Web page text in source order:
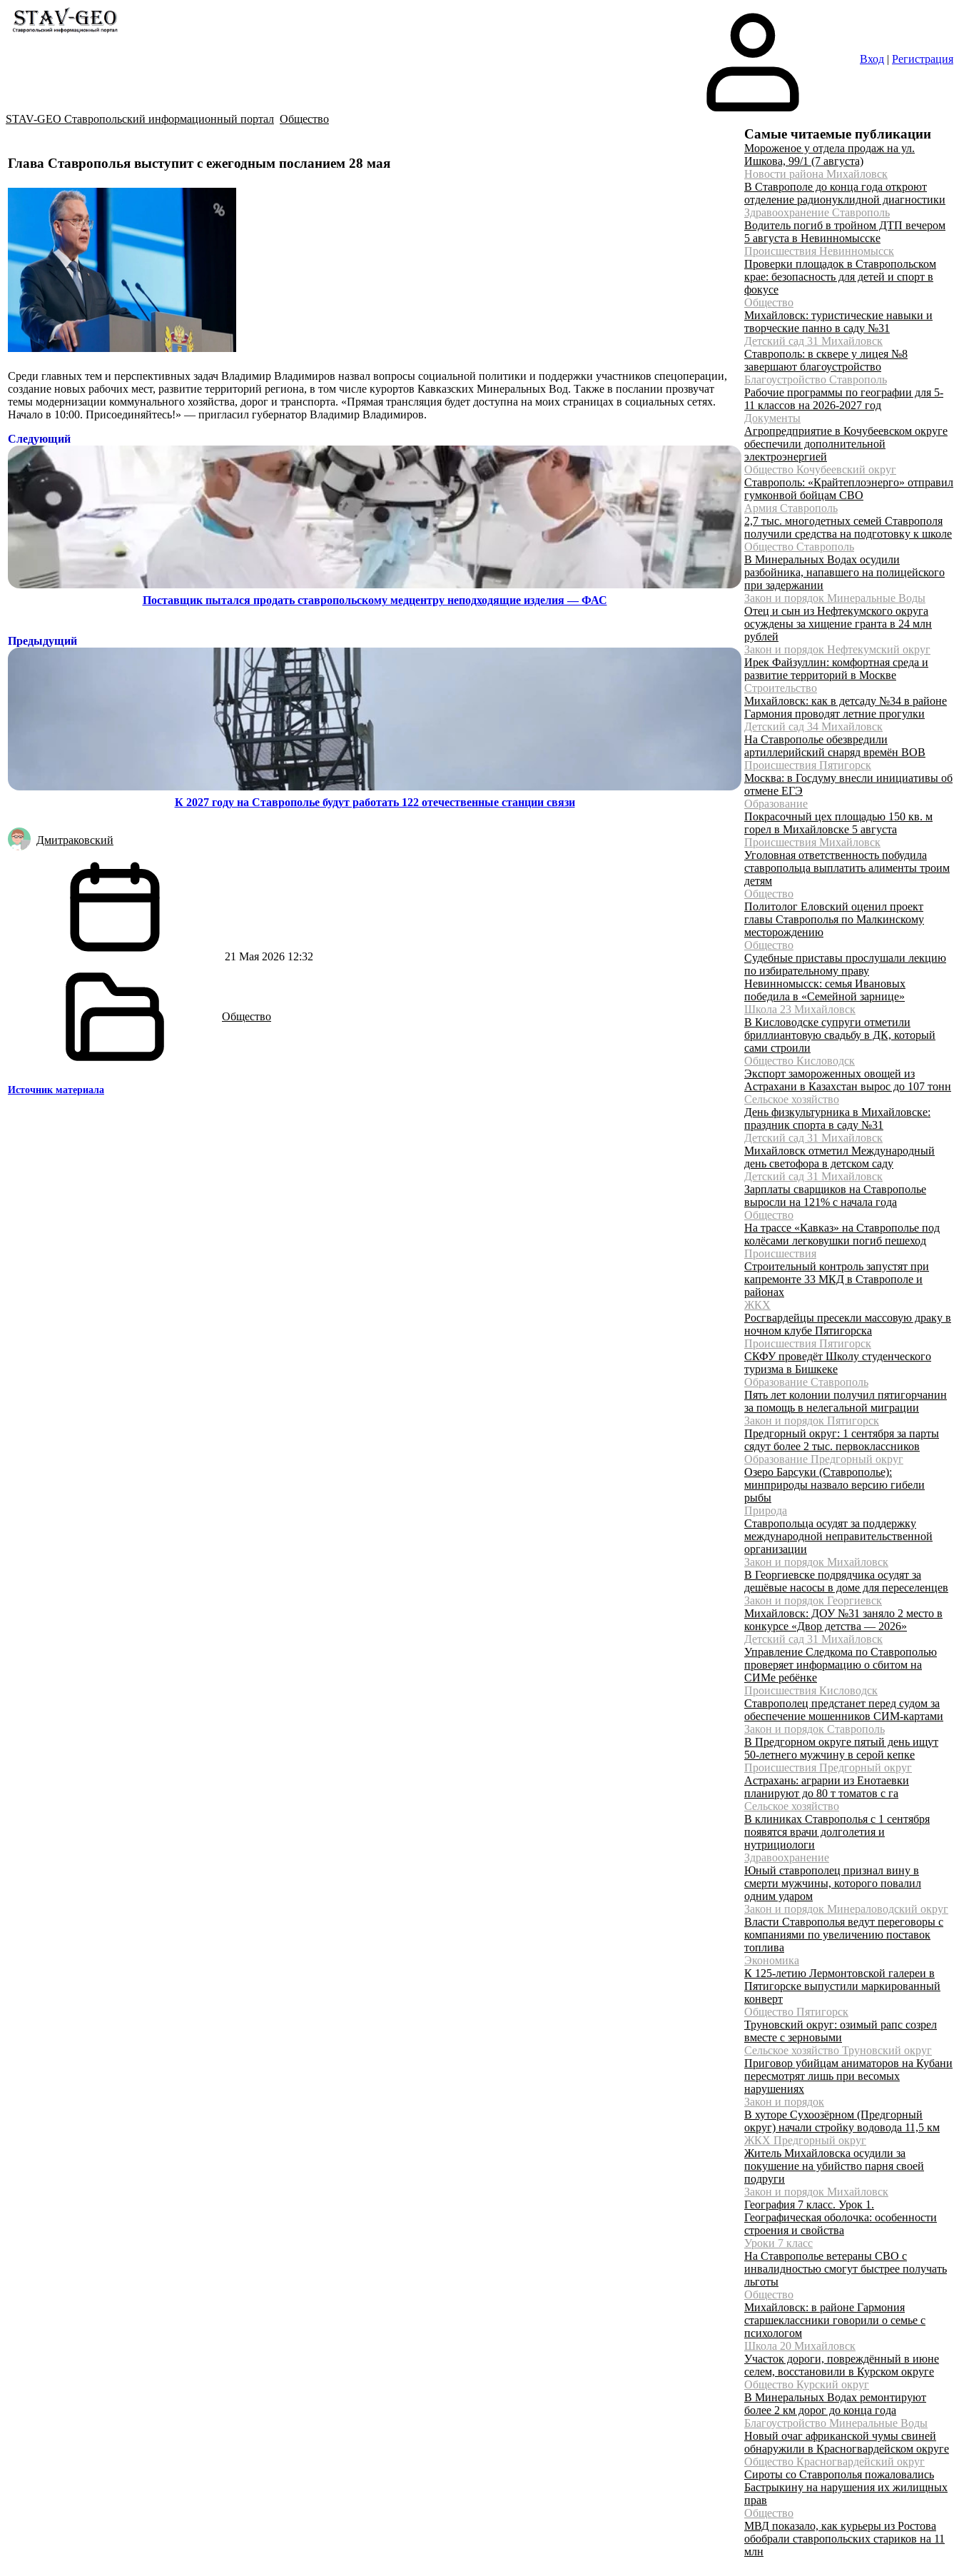
Вход | Регистрация
STAV-GEO Ставропольский информационный портал Общество
Глава Ставрополья выступит с ежегодным посланием 28 мая
Среди главных тем и перспективных задач Владимир Владимиров назвал вопросы социальной политики и поддержки участников спецоперации,
создание новых рабочих мест, развитие территорий региона, в том числе курортов Кавказских Минеральных Вод. Также в послании прозвучат
темы модернизации коммунального хозяйства, дорог и транспорта. «Прямая трансляция будет доступна на моих страницах в социальных сетях.
Начало в 10:00. Присоединяйтесь!» — пригласил губернатор Владимир Владимиров.
Следующий
Поставщик пытался продать ставропольскому медцентру неподходящие изделия — ФАС
Предыдущий
К 2027 году на Ставрополье будут работать 122 отечественные станции связи
Дмитраковский
21 Мая 2026 12:32
Общество
Источник материала
Самые читаемые публикации
Мороженое у отдела продаж на ул.
Ишкова, 99/1 (7 августа)
Новости района Михайловск
В Ставрополе до конца года откроют
отделение радионуклидной диагностики
Здравоохранение Ставрополь
Водитель погиб в тройном ДТП вечером
5 августа в Невинномысске
Происшествия Невинномысск
Проверки площадок в Ставропольском
крае: безопасность для детей и спорт в
фокусе
Общество
Михайловск: туристические навыки и
творческие панно в саду №31
Детский сад 31 Михайловск
Ставрополь: в сквере у лицея №8
завершают благоустройство
Благоустройство Ставрополь
Рабочие программы по географии для 5-
11 классов на 2026-2027 год
Документы
Агропредприятие в Кочубеевском округе
обеспечили дополнительной
электроэнергией
Общество Кочубеевский округ
Ставрополь: «Крайтеплоэнерго» отправил
гумконвой бойцам СВО
Армия Ставрополь
2,7 тыс. многодетных семей Ставрополя
получили средства на подготовку к школе
Общество Ставрополь
В Минеральных Водах осудили
разбойника, напавшего на полицейского
при задержании
Закон и порядок Минеральные Воды
Отец и сын из Нефтекумского округа
осуждены за хищение гранта в 24 млн
рублей
Закон и порядок Нефтекумский округ
Ирек Файзуллин: комфортная среда и
развитие территорий в Москве
Строительство
Михайловск: как в детсаду №34 в районе
Гармония проводят летние прогулки
Детский сад 34 Михайловск
На Ставрополье обезвредили
артиллерийский снаряд времён ВОВ
Происшествия Пятигорск
Москва: в Госдуму внесли инициативы об
отмене ЕГЭ
Образование
Покрасочный цех площадью 150 кв. м
горел в Михайловске 5 августа
Происшествия Михайловск
Уголовная ответственность побудила
ставропольца выплатить алименты троим
детям
Общество
Политолог Еловский оценил проект
главы Ставрополья по Малкинскому
месторождению
Общество
Судебные приставы прослушали лекцию
по избирательному праву
Невинномысск: семья Ивановых
победила в «Семейной зарнице»
Школа 23 Михайловск
В Кисловодске супруги отметили
бриллиантовую свадьбу в ДК, который
сами строили
Общество Кисловодск
Экспорт замороженных овощей из
Астрахани в Казахстан вырос до 107 тонн
Сельское хозяйство
День физкультурника в Михайловске:
праздник спорта в саду №31
Детский сад 31 Михайловск
Михайловск отметил Международный
день светофора в детском саду
Детский сад 31 Михайловск
Зарплаты сварщиков на Ставрополье
выросли на 121% с начала года
Общество
На трассе «Кавказ» на Ставрополье под
колёсами легковушки погиб пешеход
Происшествия
Строительный контроль запустят при
капремонте 33 МКД в Ставрополе и
районах
ЖКХ
Росгвардейцы пресекли массовую драку в
ночном клубе Пятигорска
Происшествия Пятигорск
СКФУ проведёт Школу студенческого
туризма в Бишкеке
Образование Ставрополь
Пять лет колонии получил пятигорчанин
за помощь в нелегальной миграции
Закон и порядок Пятигорск
Предгорный округ: 1 сентября за парты
сядут более 2 тыс. первоклассников
Образование Предгорный округ
Озеро Барсуки (Ставрополье):
минприроды назвало версию гибели
рыбы
Природа
Ставропольца осудят за поддержку
международной неправительственной
организации
Закон и порядок Михайловск
В Георгиевске подрядчика осудят за
дешёвые насосы в доме для переселенцев
Закон и порядок Георгиевск
Михайловск: ДОУ №31 заняло 2 место в
конкурсе «Двор детства — 2026»
Детский сад 31 Михайловск
Управление Следкома по Ставрополью
проверяет информацию о сбитом на
СИМе ребёнке
Происшествия Кисловодск
Ставрополец предстанет перед судом за
обеспечение мошенников СИМ-картами
Закон и порядок Ставрополь
В Предгорном округе пятый день ищут
50-летнего мужчину в серой кепке
Происшествия Предгорный округ
Астрахань: аграрии из Енотаевки
планируют до 80 т томатов с га
Сельское хозяйство
В клиниках Ставрополья с 1 сентября
появятся врачи долголетия и
нутрициологи
Здравоохранение
Юный ставрополец признал вину в
смерти мужчины, которого повалил
одним ударом
Закон и порядок Минераловодский округ
Власти Ставрополья ведут переговоры с
компаниями по увеличению поставок
топлива
Экономика
К 125-летию Лермонтовской галереи в
Пятигорске выпустили маркированный
конверт
Общество Пятигорск
Труновский округ: озимый рапс созрел
вместе с зерновыми
Сельское хозяйство Труновский округ
Приговор убийцам аниматоров на Кубани
пересмотрят лишь при весомых
нарушениях
Закон и порядок
В хуторе Сухоозёрном (Предгорный
округ) начали стройку водовода 11,5 км
ЖКХ Предгорный округ
Житель Михайловска осудили за
покушение на убийство парня своей
подруги
Закон и порядок Михайловск
География 7 класс. Урок 1.
Географическая оболочка: особенности
строения и свойства
Уроки 7 класс
На Ставрополье ветераны СВО с
инвалидностью смогут быстрее получать
льготы
Общество
Михайловск: в районе Гармония
старшеклассники говорили о семье с
психологом
Школа 20 Михайловск
Участок дороги, повреждённый в июне
селем, восстановили в Курском округе
Общество Курский округ
В Минеральных Водах ремонтируют
более 2 км дорог до конца года
Благоустройство Минеральные Воды
Новый очаг африканской чумы свиней
обнаружили в Красногвардейском округе
Общество Красногвардейский округ
Сироты со Ставрополья пожаловались
Бастрыкину на нарушения их жилищных
прав
Общество
МВД показало, как курьеры из Ростова
обобрали ставропольских стариков на 11
млн